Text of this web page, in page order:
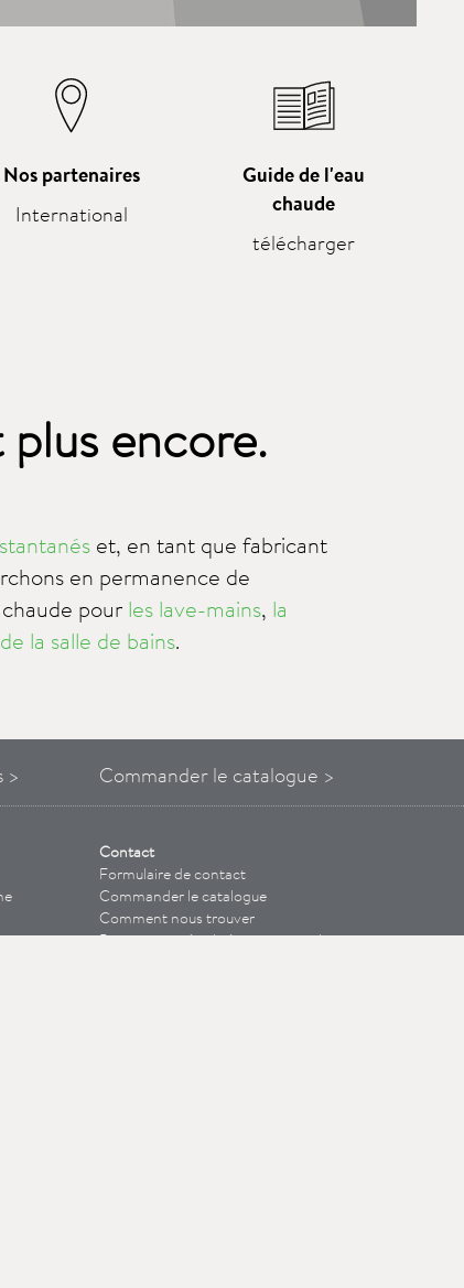
Nos partenaires
International
Guide de l'eau
chaude
télécharger
plus encore.
et, en tant que fabricant
en permanence de
pour les lave-mains, la
la salle de bains.
> Commander le catalogue >
Contact
Formulaire de contact
Commander le catalogue
Comment nous trouver
Partenaire spécialisé international